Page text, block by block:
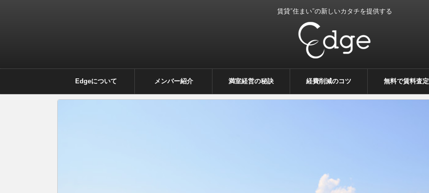
賃貸”住まい”の新しいカタチを提供する
Edgeについて メンバー紹介 満室経営の秘訣 経費削減のコツ 無料で賃料査定